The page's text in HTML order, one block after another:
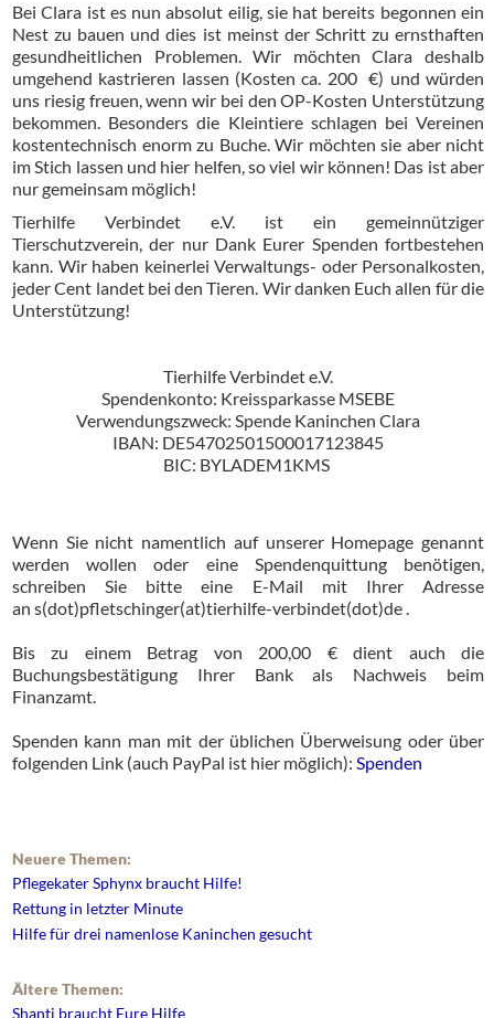
Bei Clara ist es nun absolut eilig, sie hat bereits begonnen ein
Nest zu bauen und dies ist meinst der Schritt zu ernsthaften
gesundheitlichen Problemen. Wir möchten Clara deshalb
umgehend kastrieren lassen (Kosten ca. 200 €) und würden
uns riesig freuen, wenn wir bei den OP-Kosten Unterstützung
bekommen. Besonders die Kleintiere schlagen bei Vereinen
kostentechnisch enorm zu Buche. Wir möchten sie aber nicht
im Stich lassen und hier helfen, so viel wir können! Das ist aber
nur gemeinsam möglich!
Tierhilfe Verbindet e.V. ist ein gemeinnütziger
Tierschutzverein, der nur Dank Eurer Spenden fortbestehen
kann. Wir haben keinerlei Verwaltungs- oder Personalkosten,
jeder Cent landet bei den Tieren. Wir danken Euch allen für die
Unterstützung!
Tierhilfe Verbindet e.V.
Spendenkonto: Kreissparkasse MSEBE
Verwendungszweck: Spende Kaninchen Clara
IBAN: DE54702501500017123845
BIC: BYLADEM1KMS
Wenn Sie nicht namentlich auf unserer Homepage genannt
werden wollen oder eine Spendenquittung benötigen,
schreiben Sie bitte eine E-Mail mit Ihrer Adresse
an s(dot)pfletschinger(at)tierhilfe-verbindet(dot)de .
Bis zu einem Betrag von 200,00 € dient auch die
Buchungsbestätigung Ihrer Bank als Nachweis beim
Finanzamt.
Spenden kann man mit der üblichen Überweisung oder über
folgenden Link (auch PayPal ist hier möglich): Spenden
Neuere Themen:
Pflegekater Sphynx braucht Hilfe!
Rettung in letzter Minute
Hilfe für drei namenlose Kaninchen gesucht
Ältere Themen:
Shanti braucht Eure Hilfe